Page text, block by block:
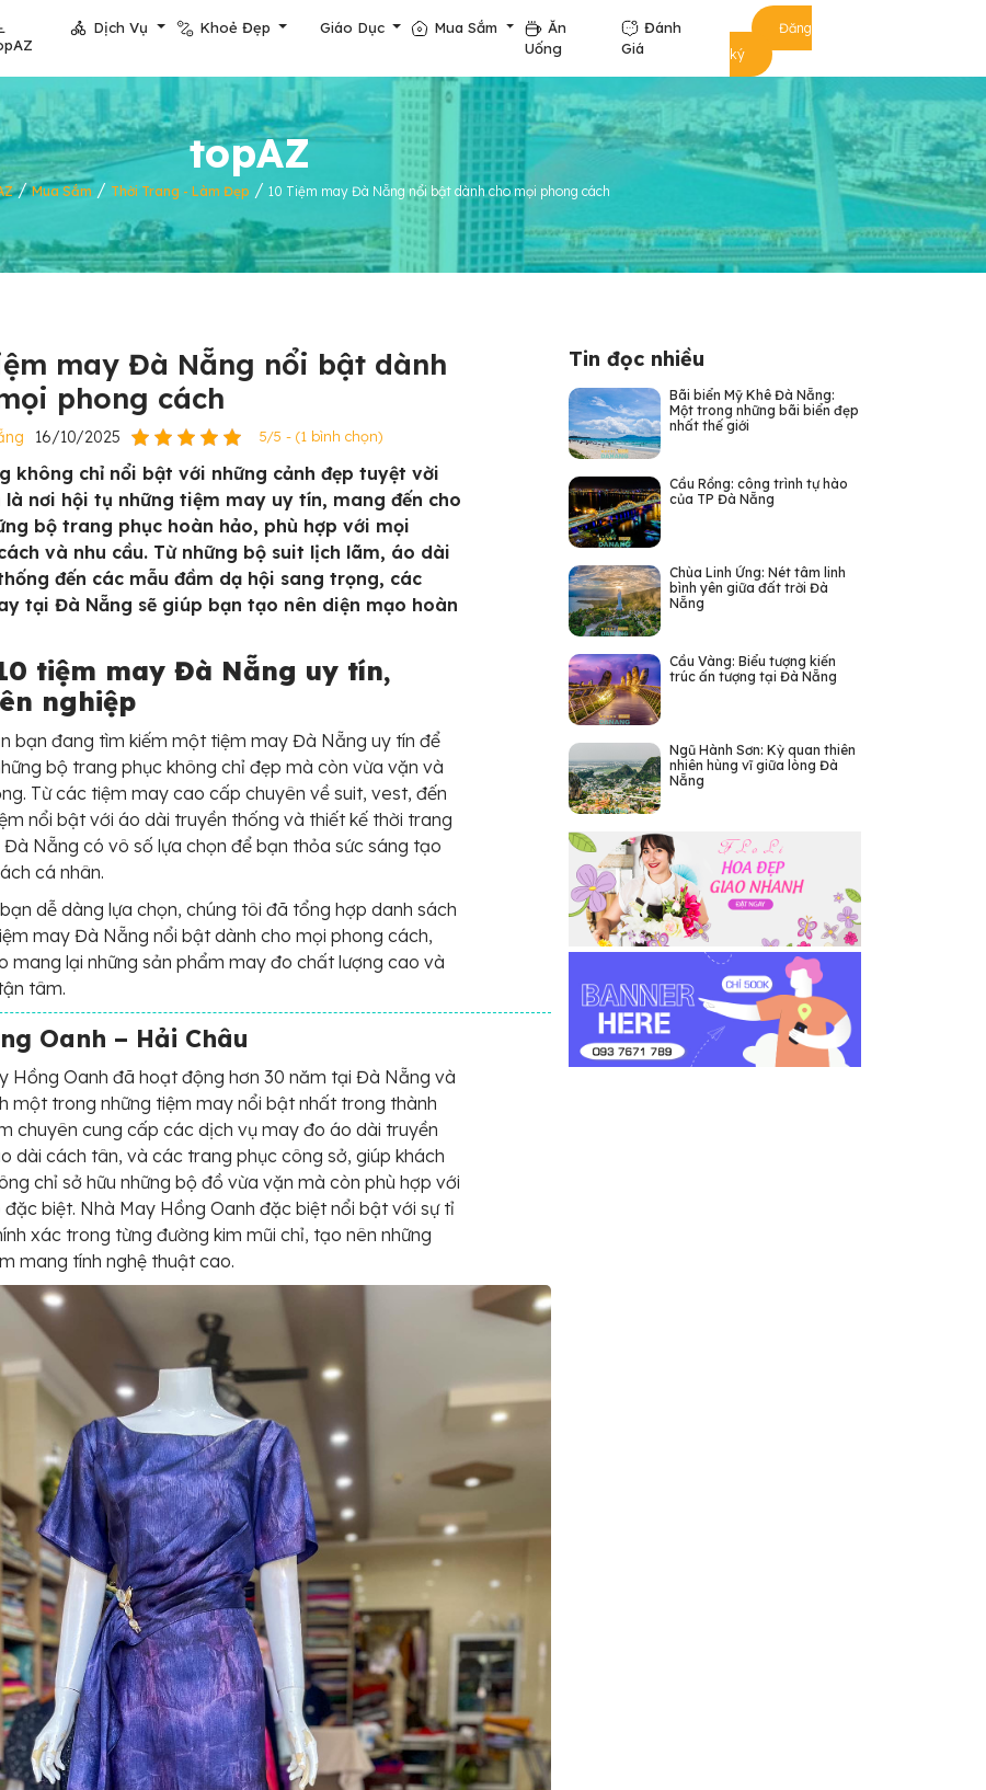
Dịch Vụ Khoẻ Đẹp Giáo Dục Mua Sắm
Ăn
Uống
Đánh
Giá
Đăng
ký
topAZ
/Mua Sắm/ Thời Trang - Làm Đẹp / 10 Tiệm may Đà Nẵng nổi bật dành cho mọi phong cách
may Đà Nẵng nổi bật dành
phong cách
16/10/2025 5/5 - (1 bình chọn)
không chỉ nổi bật với những cảnh đẹp tuyệt vời
là nơi hội tụ những tiệm may uy tín, mang đến cho
bộ trang phục hoàn hảo, phù hợp với mọi
và nhu cầu. Từ những bộ suit lịch lãm, áo dài
đến các mẫu đầm dạ hội sang trọng, các
tại Đà Nẵng sẽ giúp bạn tạo nên diện mạo hoàn
tiệm may Đà Nẵng uy tín,
nghiệp
bạn đang tìm kiếm một tiệm may Đà Nẵng uy tín để
bộ trang phục không chỉ đẹp mà còn vừa vặn và
Từ các tiệm may cao cấp chuyên về suit, vest, đến
nổi bật với áo dài truyền thống và thiết kế thời trang
Đà Nẵng có vô số lựa chọn để bạn thỏa sức sáng tạo
cá nhân.
dễ dàng lựa chọn, chúng tôi đã tổng hợp danh sách
may Đà Nẵng nổi bật dành cho mọi phong cách,
mang lại những sản phẩm may đo chất lượng cao và
tâm.
Oanh – Hải Châu
Hồng Oanh đã hoạt động hơn 30 năm tại Đà Nẵng và
một trong những tiệm may nổi bật nhất trong thành
chuyên cung cấp các dịch vụ may đo áo dài truyền
dài cách tân, và các trang phục công sở, giúp khách
chỉ sở hữu những bộ đồ vừa vặn mà còn phù hợp với
đặc biệt. Nhà May Hồng Oanh đặc biệt nổi bật với sự tỉ
xác trong từng đường kim mũi chỉ, tạo nên những
mang tính nghệ thuật cao.
Tin đọc nhiều
Bãi biển Mỹ Khê Đà Nẵng:
Một trong những bãi biển đẹp
nhất thế giới
Cầu Rồng: công trình tự hào
của TP Đà Nẵng
Chùa Linh Ứng: Nét tâm linh
bình yên giữa đất trời Đà
Nẵng
Cầu Vàng: Biểu tượng kiến
trúc ấn tượng tại Đà Nẵng
Ngũ Hành Sơn: Kỳ quan thiên
nhiên hùng vĩ giữa lòng Đà
Nẵng